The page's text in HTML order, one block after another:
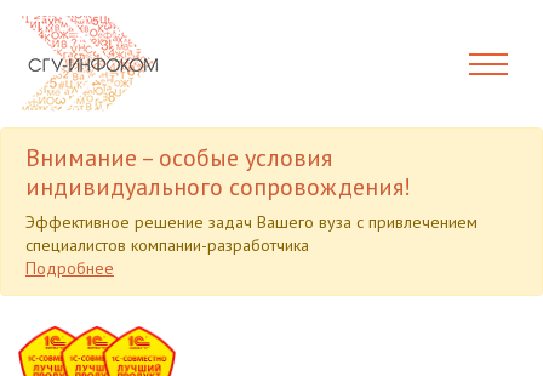
Внимание – особые условия
индивидуального сопровождения!
Эффективное решение задач Вашего вуза с привлечением
специалистов компании-разработчика
Подробнее